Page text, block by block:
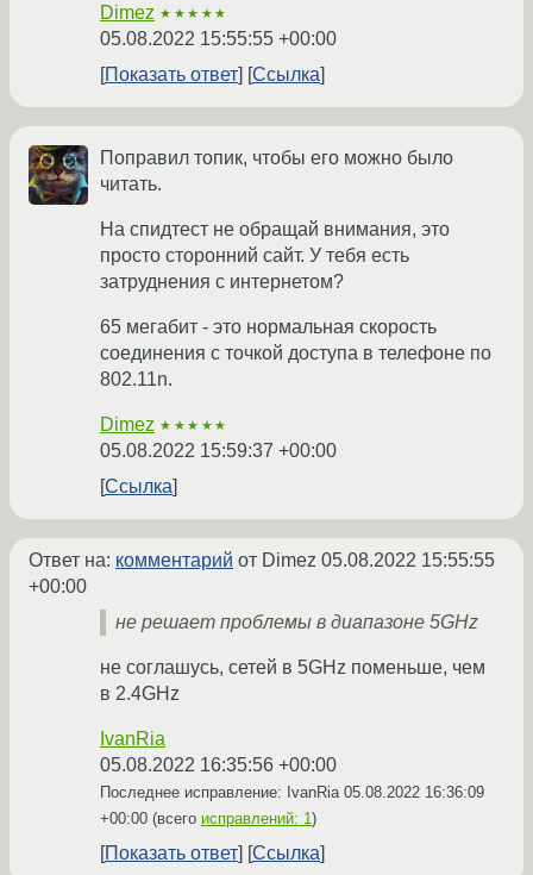
Dimez ★★★★★
05.08.2022 15:55:55 +00:00
Показать ответ
Ссылка
Поправил топик, чтобы его можно было
читать.
На спидтест не обращай внимания, это
просто сторонний сайт. У тебя есть
затруднения с интернетом?
65 мегабит - это нормальная скорость
соединения с точкой доступа в телефоне по
802.11n.
Dimez ★★★★★
05.08.2022 15:59:37 +00:00
Ссылка
Ответ на: комментарий от Dimez 05.08.2022 15:55:55
+00:00
не решает проблемы в диапазоне 5GHz
не соглашусь, сетей в 5GHz поменьше, чем
в 2.4GHz
IvanRia
05.08.2022 16:35:56 +00:00
Последнее исправление: IvanRia 05.08.2022 16:36:09
+00:00 (всего исправлений: 1)
Показать ответ Ссылка